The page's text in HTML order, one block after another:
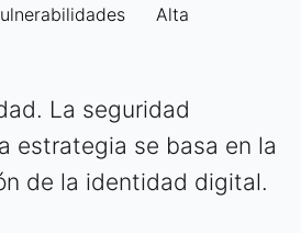
Alta
La seguridad
estrategia se basa en la
de la identidad digital.